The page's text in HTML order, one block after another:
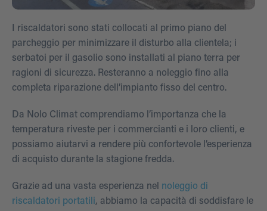
I riscaldatori sono stati collocati al primo piano del
parcheggio per minimizzare il disturbo alla clientela; i
serbatoi per il gasolio sono installati al piano terra per
ragioni di sicurezza. Resteranno a noleggio fino alla
completa riparazione dell’impianto fisso del centro.
Da Nolo Climat comprendiamo l’importanza che la
temperatura riveste per i commercianti e i loro clienti, e
possiamo aiutarvi a rendere più confortevole l’esperienza
di acquisto durante la stagione fredda.
Grazie ad una vasta esperienza nel noleggio di
riscaldatori portatili, abbiamo la capacità di soddisfare le